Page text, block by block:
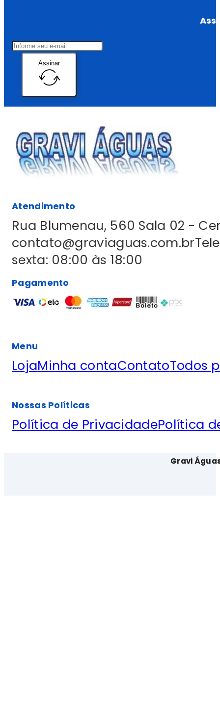
Assinar
Atendimento
Rua Blumenau, 560 Sala 02 -
contato@graviaguas.com.br
sexta: 08:00 às 18:00
Pagamento
Menu
LojaMinha contaContatoTodos
Nossas Políticas
Política de PrivacidadePolítica
Gravi